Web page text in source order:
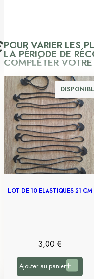
POUR VARIER LES
LA PÉRIODE DE
COMPLÉTER
LOT DE 10 ÉLASTIQUES 21 CM
3,00€
Ajouter au panier